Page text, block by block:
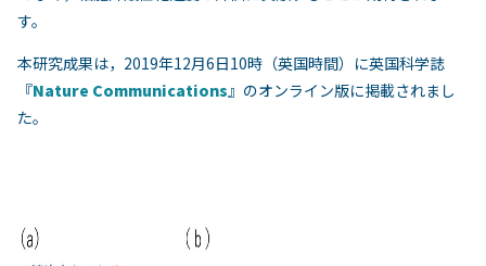
す。
本研究成果は，2019年12月6日10時（英国時間）に英国科学誌
『Nature Communications』のオンライン版に掲載されまし
た。